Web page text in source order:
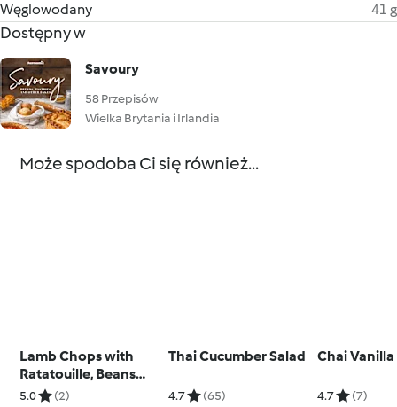
Węglowodany
41 g
Dostępny w
Savoury
58 Przepisów
Wielka Brytania i Irlandia
Może spodoba Ci się również...
Lamb Chops with
Ratatouille, Beans
and Potato Gratin
5.0 (2)
Thai Cucumber Salad
4.7 (65)
Chai
4.7 (7)